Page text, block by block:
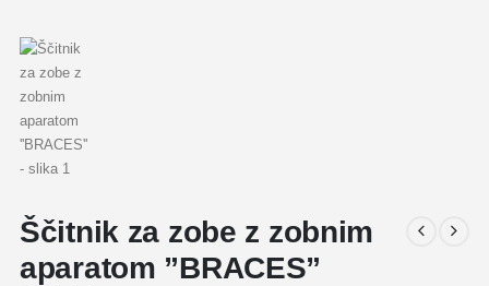
Ščitnik za zobe z zobnim
aparatom ”BRACES”